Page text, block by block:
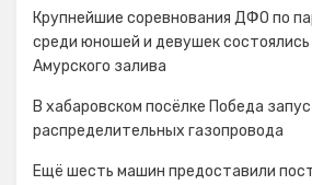
Крупнейшие соревнования ДФО по
среди юношей и девушек состоялись
Амурского залива
В хабаровском посёлке Победа
распределительных газопровода
Ещё шесть машин предоставили